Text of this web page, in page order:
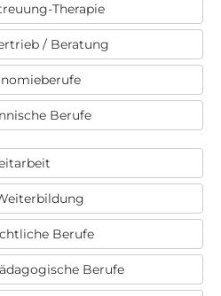
Therapie
/ Beratung
Berufe
Berufe
Berufe